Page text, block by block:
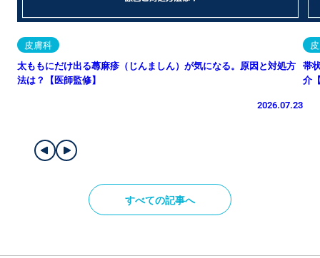
皮膚科
太ももにだけ出る蕁麻疹（じんましん）が気になる。原因と対処方
法は？【医師監修】
2026.07.23
帯
介
すべての記事へ